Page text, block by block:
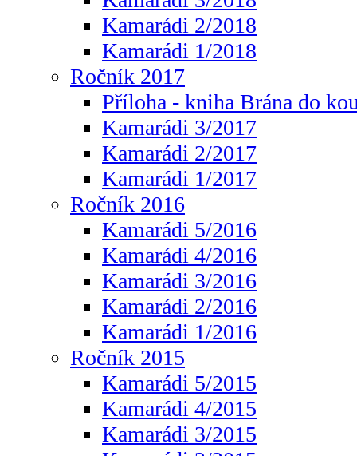
Kamarádi 2/2018
Kamarádi 1/2018
Ročník 2017
Příloha - kniha Brána do
Kamarádi 3/2017
Kamarádi 2/2017
Kamarádi 1/2017
Ročník 2016
Kamarádi 5/2016
Kamarádi 4/2016
Kamarádi 3/2016
Kamarádi 2/2016
Kamarádi 1/2016
Ročník 2015
Kamarádi 5/2015
Kamarádi 4/2015
Kamarádi 3/2015